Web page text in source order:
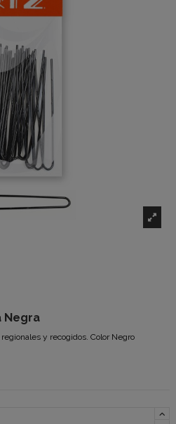
Negra
y recogidos. Color Negro